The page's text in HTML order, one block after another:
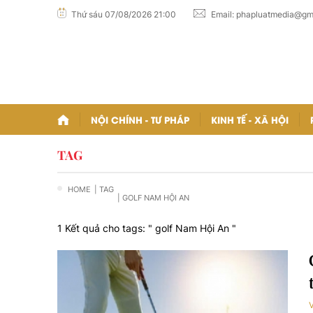
Thứ sáu 07/08/2026 21:00 Email:
NỘI CHÍNH - TƯ PHÁP KINH TẾ - XÃ HỘI
TAG
HOME
| TAG
| GOLF NAM HỘI AN
1 Kết quả cho tags: " golf Nam Hội An "